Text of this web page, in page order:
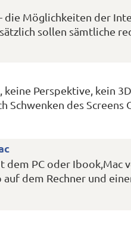
Möglichkeiten der
sollen sämtliche
Perspektive, kein
Schwenken des
dem PC oder Ibook,Mac
dem Rechner und